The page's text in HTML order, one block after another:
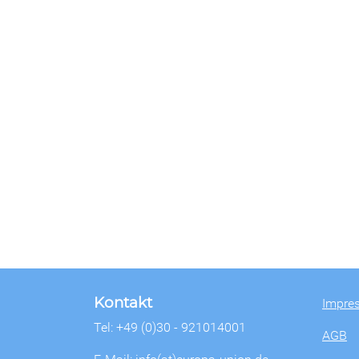
Kontakt
Tel: +49 (0)30 - 921014001
AGB